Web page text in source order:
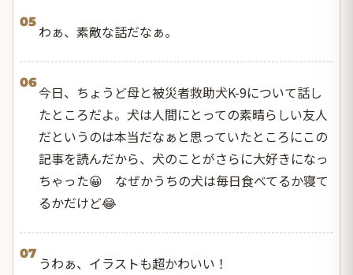
05
わぁ、素敵な話だなぁ。
06
今日、ちょうど母と被災者救助犬K-9について話し
たところだよ。犬は人間にとっての素晴らしい友人
だというのは本当だなぁと思っていたところにこの
記事を読んだから、犬のことがさらに大好きになっ
ちゃった😀 なぜかうちの犬は毎日食べてるか寝て
るかだけど😂
07
うわぁ、イラストも超かわいい！